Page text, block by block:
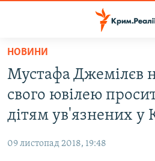
Перейти
основного
матеріалу
Перейти
до
основної
ВОДА.КРИМ
ВІДЕО ТА ФОТО
БЛОГИ
НОВИНИ
Мустафа Джемілєв
свого ювілею
дітям ув'язнених у
09 листопад 2018, 19:48